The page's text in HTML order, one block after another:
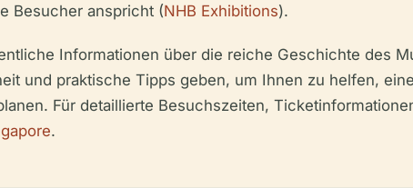
Besucher anspricht (NHB Exhibitions).
Informationen über die reiche Geschichte des
und praktische Tipps geben, um Ihnen zu helfen,
Für detaillierte Besuchszeiten,
.